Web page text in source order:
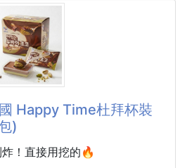
見
盒🍫💥
頭還跌倒買不到
買真的會直接缺貨😳
甜品⚠️⚠️
的會一秒上癮💛！
Happy Time杜拜杯裝
)
！直接用挖的🔥